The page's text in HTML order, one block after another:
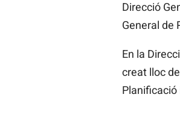
Direcció
General de
En la
creat lloc
Planificació